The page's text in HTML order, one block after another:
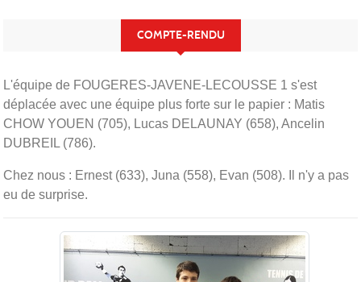
COMPTE-RENDU
L'équipe de FOUGERES-JAVENE-LECOUSSE 1 s'est
déplacée avec une équipe plus forte sur le papier : Matis
CHOW YOUEN (705), Lucas DELAUNAY (658), Ancelin
DUBREIL (786).
Chez nous : Ernest (633), Juna (558), Evan (508). Il n'y a pas
eu de surprise.